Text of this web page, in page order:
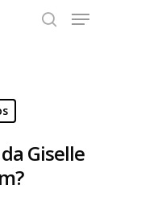
para fechar
Giselle